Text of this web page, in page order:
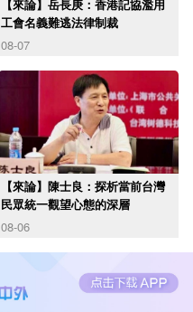
【來論】岳長庚：香港記協濫用
工會名義難逃法律制裁
08-07
【來論】陳士良：探析當前台灣
民眾統一觀望心態的深層
08-06